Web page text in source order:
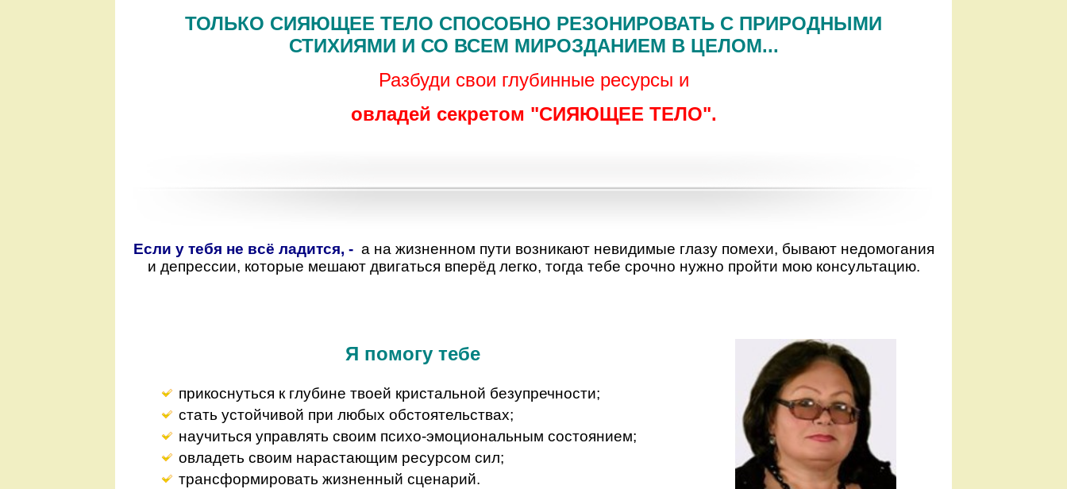
ТОЛЬКО СИЯЮЩЕЕ ТЕЛО СПОСОБНО РЕЗОНИРОВАТЬ С ПРИРОДНЫМИ
СТИХИЯМИ И СО ВСЕМ МИРОЗДАНИЕМ В ЦЕЛОМ...
Разбуди свои глубинные ресурсы и
овладей секретом "СИЯЮЩЕЕ ТЕЛО".
Если у тебя не всё ладится, - а на жизненном пути возникают невидимые глазу помехи, бывают недомогания
и депрессии, которые мешают двигаться вперёд легко, тогда тебе срочно нужно пройти мою консультацию.
Я помогу тебе
прикоснуться к глубине твоей кристальной безупречности;
стать устойчивой при любых обстоятельствах;
научиться управлять своим психо-эмоциональным состоянием;
овладеть своим нарастающим ресурсом сил;
трансформировать жизненный сценарий.